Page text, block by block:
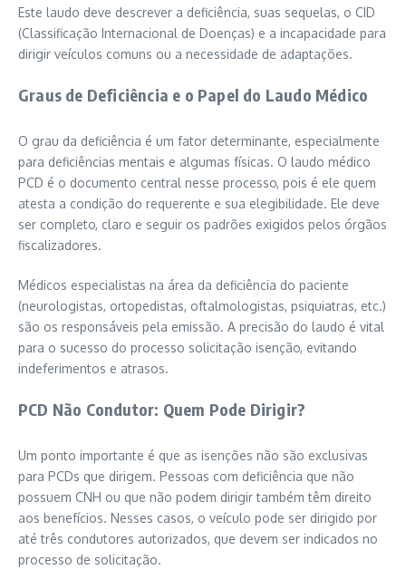
Este laudo deve descrever a deficiência, suas sequelas, o CID
(Classificação Internacional de Doenças) e a incapacidade para
dirigir veículos comuns ou a necessidade de adaptações.
Graus de Deficiência e o Papel do Laudo Médico
O grau da deficiência é um fator determinante, especialmente
para deficiências mentais e algumas físicas. O laudo médico
PCD é o documento central nesse processo, pois é ele quem
atesta a condição do requerente e sua elegibilidade. Ele deve
ser completo, claro e seguir os padrões exigidos pelos órgãos
fiscalizadores.
Médicos especialistas na área da deficiência do paciente
(neurologistas, ortopedistas, oftalmologistas, psiquiatras, etc.)
são os responsáveis pela emissão. A precisão do laudo é vital
para o sucesso do processo solicitação isenção, evitando
indeferimentos e atrasos.
PCD Não Condutor: Quem Pode Dirigir?
Um ponto importante é que as isenções não são exclusivas
para PCDs que dirigem. Pessoas com deficiência que não
possuem CNH ou que não podem dirigir também têm direito
aos benefícios. Nesses casos, o veículo pode ser dirigido por
até três condutores autorizados, que devem ser indicados no
processo de solicitação.